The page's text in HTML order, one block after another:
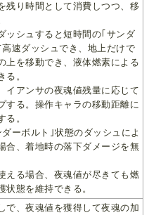
残り時間として消費しつつ、移
ッシュすると短時間の｢サンダ
速ダッシュでき、地上だけで
上を移動でき、液体燃素による
る。
イアンサの夜魂値残量に応じて
する。操作キャラの移動距離に
る。
ーボルト｣状態のダッシュによ
合、着地時の落下ダメージを無
える場合、夜魂値が尽きても燃
状態を維持できる。
で、夜魂値を獲得して夜魂の加